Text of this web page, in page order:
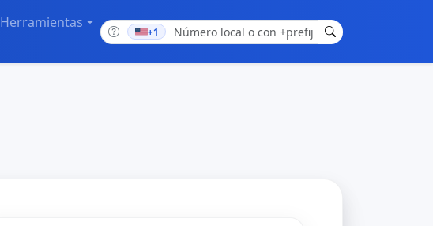
Herramientas
+1